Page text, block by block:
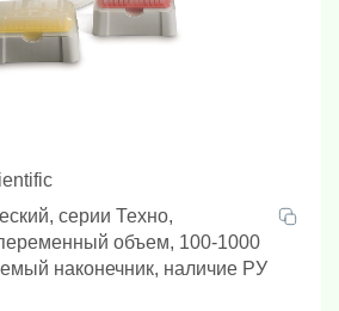
серии Техно,
объем, 100-1000
наконечник, наличие РУ